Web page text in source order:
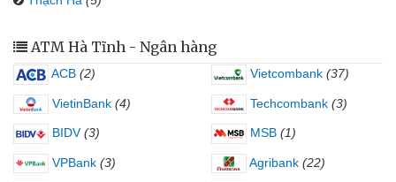
ATM Hà Tĩnh - Ngân hàng
ACB (2) Vietcombank (37)
VietinBank (4) Techcombank (3)
BIDV (3) MSB (1)
VPBank (3) Agribank (22)